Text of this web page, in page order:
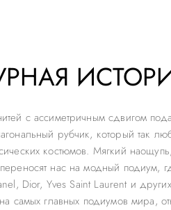
с ассиметричным сдвигом
рубчик, который так
костюмов. Мягкий
нас на модный подиум,
Dior, Yves Saint Laurent и
самых главных подиумов мира,